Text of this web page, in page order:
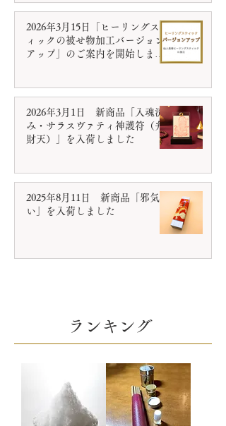
2026年3月15日「ヒーリングステ
ィックの被せ物加工バージョン
アップ」のご案内を開始しまし
2026年3月1日 新商品「入魂済
み・サラスヴァティ神護符（弁
財天）」を入荷しました
2025年8月11日 新商品「邪気祓
い」を入荷しました
​ランキング